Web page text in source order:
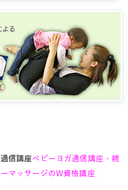
信講座ベビーヨガ通信講座・親
マッサージのW資格講座